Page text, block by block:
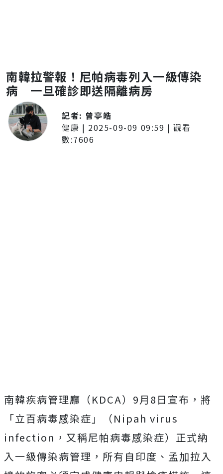
南韓拉警報！尼帕病毒列入一級傳染
病 一旦確診即送隔離病房
記者: 曾亭皓
健康 | 2025-09-09 09:59 | 觀看
數:7606
南韓疾病管理廳（KDCA）9月8日宣布，將
「立百病毒感染症」（Nipah virus
infection，又稱尼帕病毒感染症）正式納
入一級傳染病管理，所有自印度、孟加拉入